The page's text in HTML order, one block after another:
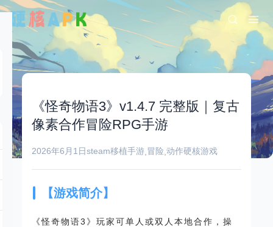
《怪奇物语3》v1.4.7 完整版｜复古
像素合作冒险RPG手游
2026年6月1日steam移植手游 冒险 动作硬核游戏
【游戏简介】
《怪奇物语3》玩家可单人或双人本地合作，操